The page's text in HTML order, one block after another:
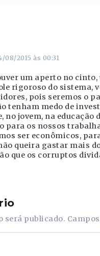
08/2015 às 00:31
um aperto no
rigoroso do sistema,
pois seremos o
tenham medo de
no jovem, na
para os nossos
ser econômicos,
queira gastar mais
que os corruptos
será publicado.